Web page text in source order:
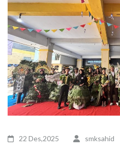
22 Des,2025 smksahid